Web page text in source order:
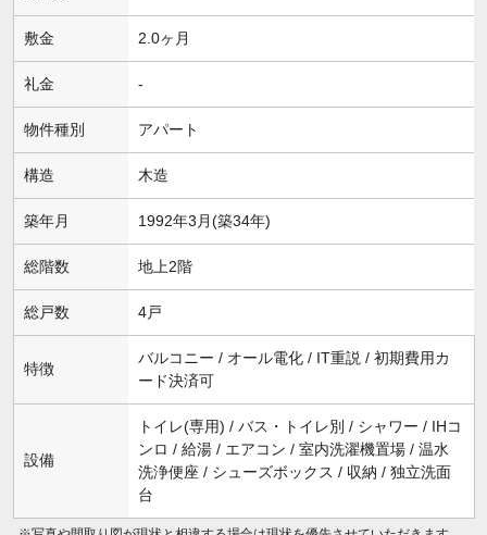
敷金 2.0ヶ月
礼金 -
物件種別 アパート
構造 木造
築年月 1992年3月(築34年)
総階数 地上2階
総戸数 4戸
特徴
バルコニー / オール電化 / IT重説 / 初期費用カ
ード決済可
設備
トイレ(専用) / バス・トイレ別 / シャワー / IHコ
ンロ / 給湯 / エアコン / 室内洗濯機置場 / 温水
洗浄便座 / シューズボックス / 収納 / 独立洗面
台